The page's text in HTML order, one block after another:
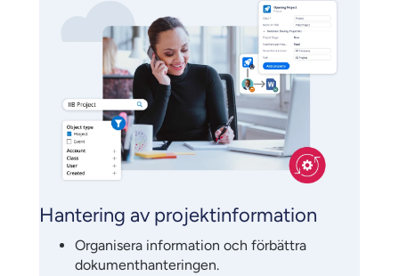
Hantering av projektinformation
Organisera information och förbättra
dokumenthanteringen.